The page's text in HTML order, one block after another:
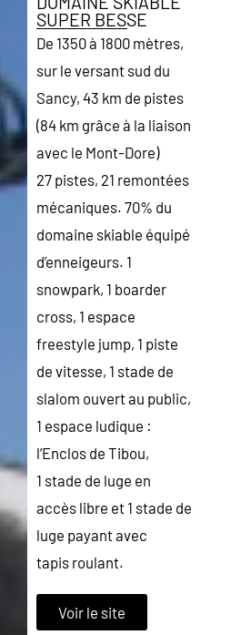
SUPER BESSE
De 1350 à 1800 mètres,
sur le versant sud du
Sancy, 43 km de pistes
(84 km grâce à la liaison
avec le Mont-Dore)
27 pistes, 21 remontées
mécaniques. 70% du
domaine skiable équipé
d’enneigeurs. 1
snowpark, 1 boarder
cross, 1 espace
freestyle jump, 1 piste
de vitesse, 1 stade de
slalom ouvert au public,
1 espace ludique :
l’Enclos de Tibou,
1 stade de luge en
accès libre et 1 stade de
luge payant avec
tapis roulant.
Voir le site